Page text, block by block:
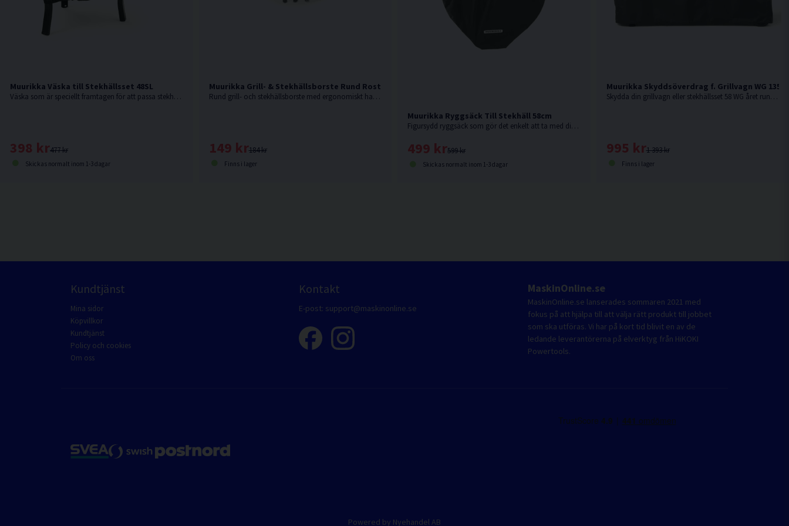
Muurikka Väska till Stekhällsset 48SL
Väska som är speciellt framtagen för att passa stekhällsset 48SL
477 kr
398 kr
Skickas normalt inom 1-3 dagar
Muurikka Grill- & Stekhällsborste Rund Rostfritt/ask
Rund grill- och stekhällsborste med ergonomiskt handtag.
184 kr
149 kr
Finns i lager
Muurikka Ryggsäck Till Stekhäll 58cm
Figursydd ryggsäck som gör det enkelt att ta med din stekhäll Ø58 vart du än ska.
599 kr
499 kr
Skickas normalt inom 1-3 dagar
Muurikka Skyddsöverdrag f. Grillvagn WG
Skydda din grillvagn eller stekhällsset 58 WG året runt med ett tåligt överdrag i vattenavvisande polyester.
1 393 kr
995 kr
Finns i lager
Kundtjänst
Mina sidor
Köpvillkor
Kundtjänst
Policy och cookies
Om oss
Kontakt
E-post: support@maskinonline.se
MaskinOnline.se
MaskinOnline.se lanserades sommaren 2021 med
fokus på att hjälpa till att välja rätt produkt till jobbet
som ska utföras. Vi har på kort tid blivit en av de
ledande leverantörerna på elverktyg från HiKOKI
Powertools.
Powered by Nyehandel AB